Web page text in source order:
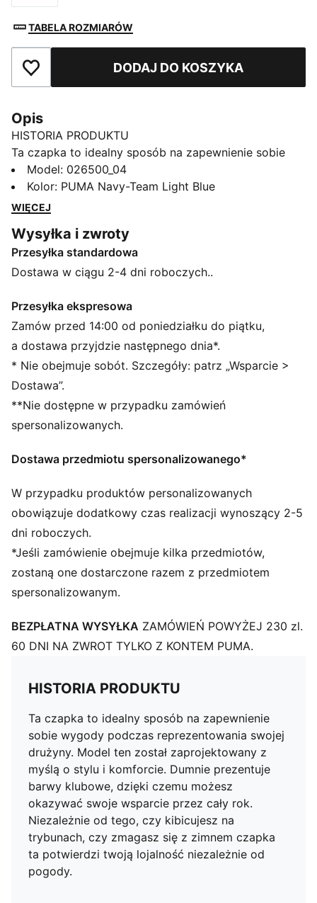
TABELA ROZMIARÓW
Dodaj do ulubionychDODAJ DO KOSZYKA
Opis
HISTORIA PRODUKTU
Ta czapka to idealny sposób na zapewnienie sobie
wygody podczas reprezentowania swojej drużyny.
Model ten został zaprojektowany z myślą o stylu i
komforcie. Dumnie prezentuje barwy klubowe, dzięki
rok. Niezależnie od tego, czy kibicujesz na trybunach,
czy zmagasz się z zimnem czapka ta potwierdzi
twoją lojalność niezależnie od pogody.
Produkt wykonany w co najmniej 50% z materiałów
pochodzących z recyklingu.
SZCZEGÓŁY
Oficjalny licencjonowany produkt
Prążkowana czapka z mankietem
Podszewka z dzianiny
Tkana etykieta z herbem klubu z przodu na mankiecie
Haftowane logo PUMA Cat z boku na mankiecie
dzieci pomiędzy 8. a 16. rokiem życia
Model: 026500_04
Kolor: PUMA Navy-Team Light Blue
WIĘCEJ
Wysyłka i zwroty
Przesyłka standardowa
Dostawa w ciągu 2-4 dni roboczych..
Przesyłka ekspresowa
Zamów przed 14:00 od poniedziałku do piątku,
a dostawa przyjdzie następnego dnia*.
* Nie obejmuje sobót. Szczegóły: patrz „Wsparcie >
Dostawa”.
**Nie dostępne w przypadku zamówień
spersonalizowanych.
Dostawa przedmiotu spersonalizowanego*
W przypadku produktów personalizowanych
obowiązuje dodatkowy czas realizacji wynoszący 2-5
dni roboczych.
*Jeśli zamówienie obejmuje kilka przedmiotów,
zostaną one dostarczone razem z przedmiotem
spersonalizowanym.
BEZPŁATNA WYSYŁKA ZAMÓWIEŃ POWYŻEJ 230 zl.
60 DNI NA ZWROT TYLKO Z KONTEM PUMA.
HISTORIA PRODUKTU
Ta czapka to idealny sposób na zapewnienie
sobie wygody podczas reprezentowania swojej
drużyny. Model ten został zaprojektowany z
myślą o stylu i komforcie. Dumnie prezentuje
barwy klubowe, dzięki czemu możesz
okazywać swoje wsparcie przez cały rok.
Niezależnie od tego, czy kibicujesz na
trybunach, czy zmagasz się z zimnem czapka
ta potwierdzi twoją lojalność niezależnie od
pogody.